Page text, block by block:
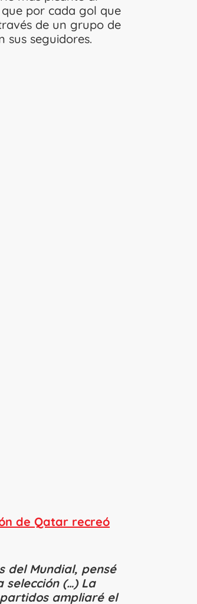
por cada gol que
de un grupo de
sus seguidores.
de Qatar recreó
del Mundial, pensé
(…) La
ampliaré el